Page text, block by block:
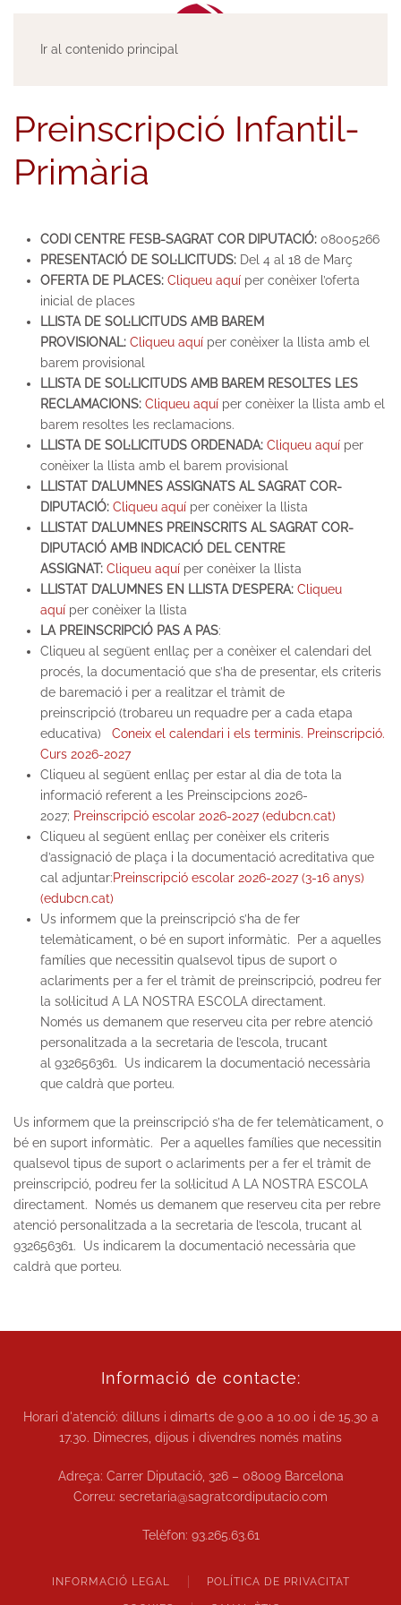
Ir al contenido principal
Preinscripció Infantil-
Primària
CODI CENTRE FESB-SAGRAT COR DIPUTACIÓ: 08005266
PRESENTACIÓ DE SOL·LICITUDS: Del 4 al 18 de Març
OFERTA DE PLACES: Cliqueu aquí per conèixer l’oferta
inicial de places
LLISTA DE SOL·LICITUDS AMB BAREM
PROVISIONAL: Cliqueu aquí per conèixer la llista amb el
barem provisional
LLISTA DE SOL·LICITUDS AMB BAREM RESOLTES LES
RECLAMACIONS: Cliqueu aquí per conèixer la llista amb el
barem resoltes les reclamacions.
LLISTA DE SOL·LICITUDS ORDENADA: Cliqueu aquí per
conèixer la llista amb el barem provisional
LLISTAT D’ALUMNES ASSIGNATS AL SAGRAT COR-
DIPUTACIÓ: Cliqueu aquí per conèixer la llista
LLISTAT D’ALUMNES PREINSCRITS AL SAGRAT COR-
DIPUTACIÓ AMB INDICACIÓ DEL CENTRE
ASSIGNAT: Cliqueu aquí per conèixer la llista
LLISTAT D’ALUMNES EN LLISTA D’ESPERA: Cliqueu
aquí per conèixer la llista
LA PREINSCRIPCIÓ PAS A PAS:
Cliqueu al següent enllaç per a conèixer el calendari del
procés, la documentació que s’ha de presentar, els criteris
de baremació i per a realitzar el tràmit de
preinscripció (trobareu un requadre per a cada etapa
educativa) Coneix el calendari i els terminis. Preinscripció.
Curs 2026-2027
Cliqueu al següent enllaç per estar al dia de tota la
informació referent a les Preinscipcions 2026-
2027; Preinscripció escolar 2026-2027 (edubcn.cat)
Cliqueu al següent enllaç per conèixer els criteris
d’assignació de plaça i la documentació acreditativa que
cal adjuntar:Preinscripció escolar 2026-2027 (3-16 anys)
(edubcn.cat)
Us informem que la preinscripció s’ha de fer
telemàticament, o bé en suport informàtic. Per a aquelles
famílies que necessitin qualsevol tipus de suport o
aclariments per a fer el tràmit de preinscripció, podreu fer
la sol·licitud A LA NOSTRA ESCOLA directament.
Només us demanem que reserveu cita per rebre atenció
personalitzada a la secretaria de l’escola, trucant
al 932656361. Us indicarem la documentació necessària
que caldrà que porteu.
Us informem que la preinscripció s’ha de fer telemàticament, o
bé en suport informàtic. Per a aquelles famílies que necessitin
qualsevol tipus de suport o aclariments per a fer el tràmit de
preinscripció, podreu fer la sol·licitud A LA NOSTRA ESCOLA
directament. Només us demanem que reserveu cita per rebre
atenció personalitzada a la secretaria de l’escola, trucant al
932656361. Us indicarem la documentació necessària que
caldrà que porteu.
Informació de contacte:
Horari d'atenció: dilluns i dimarts de9.00 a 10.00 i de 15.30 a
17.30. Dimecres, dijous i divendres només matins
Adreça: Carrer Diputació, 326 – 08009 Barcelona
Correu: secretaria@sagratcordiputacio.com
Telèfon: 93.265.63.61
INFORMACIÓ LEGAL POLÍTICA DE PRIVACITAT